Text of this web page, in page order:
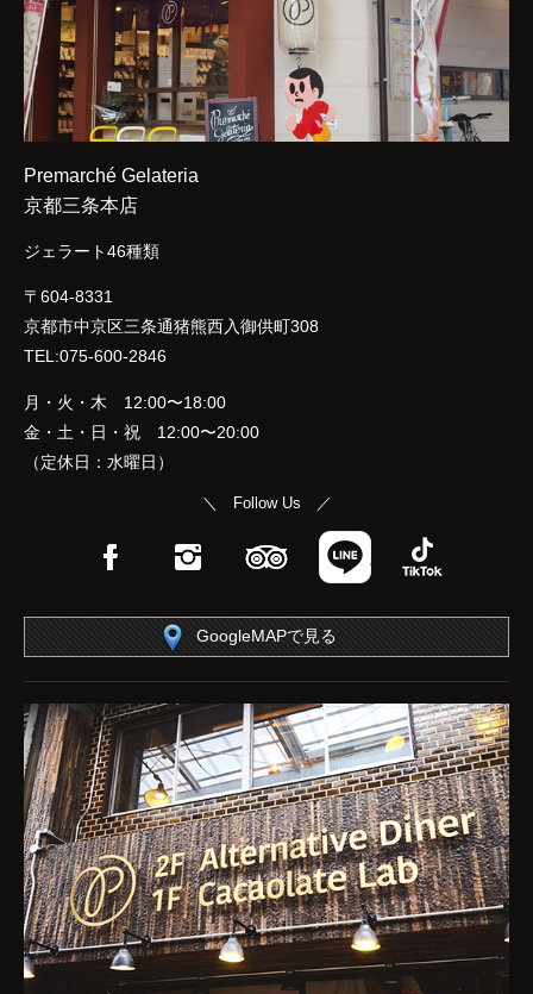
Premarché Gelateria
京都三条本店
ジェラート46種類
〒604-8331
京都市中京区三条通猪熊西入御供町308
TEL:075-600-2846
月・火・木 12:00〜18:00
金・土・日・祝 12:00〜20:00
（定休日：水曜日）
＼ Follow Us ／
FacebookInstagramTripAdvisor
LINE
GoogleMAPで見る